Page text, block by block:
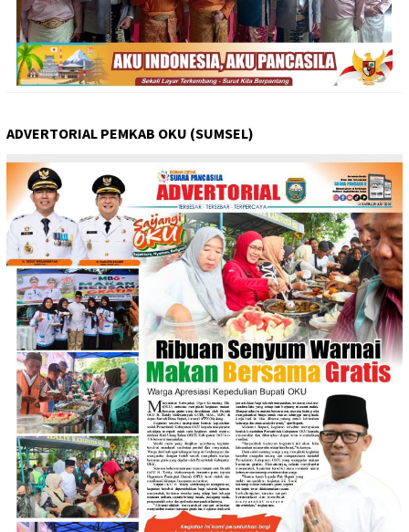
ADVERTORIAL PEMKAB OKU (SUMSEL)